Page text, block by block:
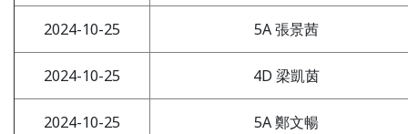
2024-10-25 5A 張景茜
2024-10-25 4D 梁凱茵
2024-10-25 5A 鄭文暢